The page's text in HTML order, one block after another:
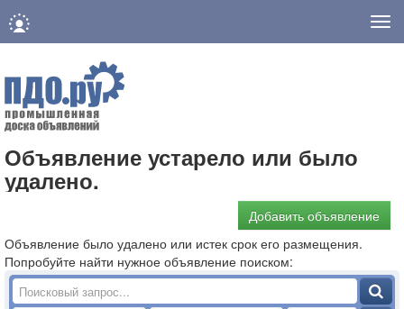
Объявление устарело или было
удалено.
Добавить объявление
Объявление было удалено или истек срок его размещения.
Попробуйте найти нужное объявление поиском: